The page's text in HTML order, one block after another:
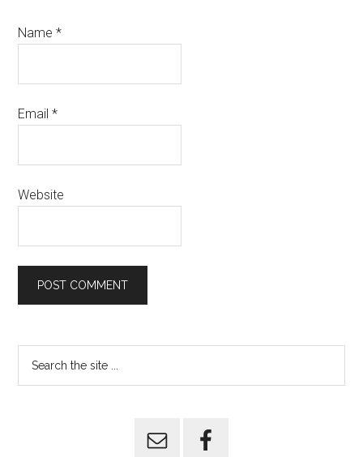
Name*
Email*
Website
Primary
Sidebar